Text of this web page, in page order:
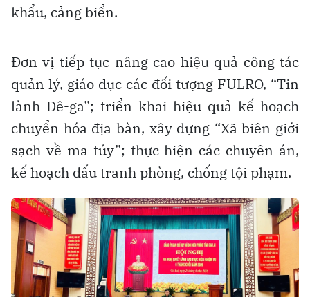
khẩu, cảng biển.
Đơn vị tiếp tục nâng cao hiệu quả công tác
quản lý, giáo dục các đối tượng FULRO, “Tin
lành Đê-ga”; triển khai hiệu quả kế hoạch
chuyển hóa địa bàn, xây dựng “Xã biên giới
sạch về ma túy”; thực hiện các chuyên án,
kế hoạch đấu tranh phòng, chống tội phạm.